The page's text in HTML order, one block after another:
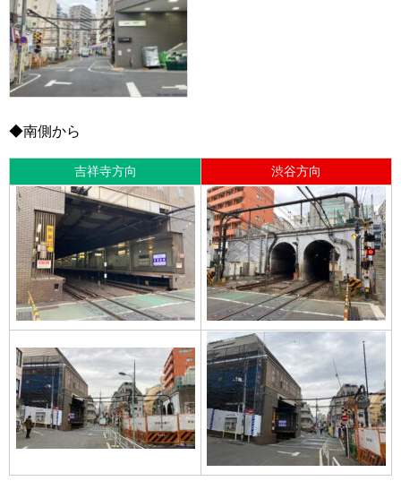
◆南側から
吉祥寺方向 渋谷方向